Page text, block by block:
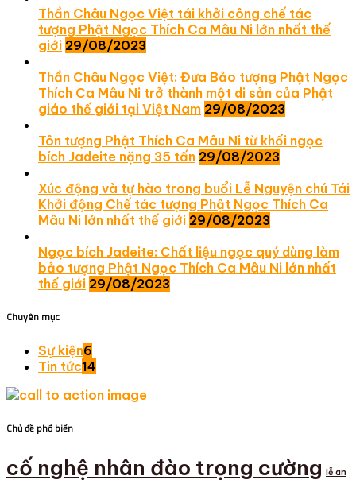
Thần Châu Ngọc Việt tái khởi công chế tác
tượng Phật Ngọc Thích Ca Mâu Ni lớn nhất thế
giới 29/08/2023
Thần Châu Ngọc Việt: Đưa Bảo tượng Phật Ngọc
Thích Ca Mâu Ni trở thành một di sản của Phật
giáo thế giới tại Việt Nam 29/08/2023
Tôn tượng Phật Thích Ca Mâu Ni từ khối ngọc
bích Jadeite nặng 35 tấn 29/08/2023
Xúc động và tự hào trong buổi Lễ Nguyện chú Tái
Khởi động Chế tác tượng Phật Ngọc Thích Ca
Mâu Ni lớn nhất thế giới 29/08/2023
Ngọc bích Jadeite: Chất liệu ngọc quý dùng làm
bảo tượng Phật Ngọc Thích Ca Mâu Ni lớn nhất
thế giới 29/08/2023
Chuyên mục
Sự kiện6
Tin tức14
Chủ đề phổ biến
cố nghệ nhân đào trọng cường lễ an